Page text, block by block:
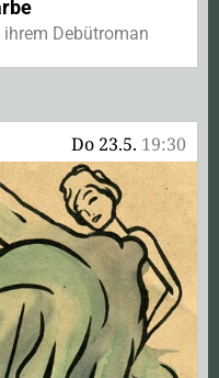
Debütroman
Do 23.5. 19:30